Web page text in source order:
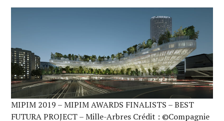
MIPIM 2019 – MIPIM AWARDS FINALISTS – BEST
FUTURA PROJECT – Mille-Arbres Crédit : ©Compagnie